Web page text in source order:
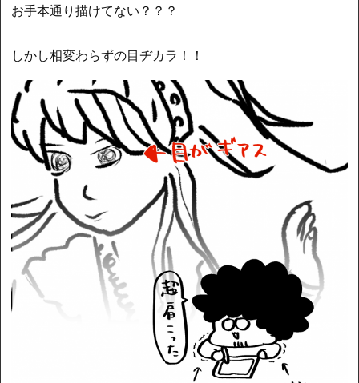
お手本通り描けてない？？？
しかし相変わらずの目ヂカラ！！